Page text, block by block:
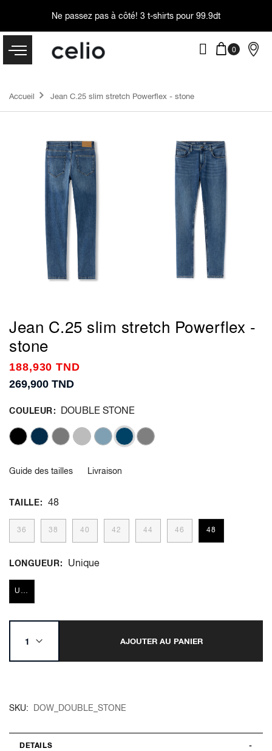
Ne passez pas à côté! 3 t-shirts pour 99.9dt
Accueil Jean C.25 slim stretch Powerflex - stone
Jean C.25 slim stretch Powerflex -
stone
188,930 TND
269,900 TND
COULEUR DOUBLE STONE
Guide des tailles Livraison
TAILLE 48
36 38 40 42 44 46 48
LONGUEUR Unique
AJOUTER AU PANIER
SKU DOW_DOUBLE_STONE
DETAILS